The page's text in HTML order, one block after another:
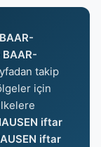
BAAR-
BAAR-
takip
için
iftar
iftar